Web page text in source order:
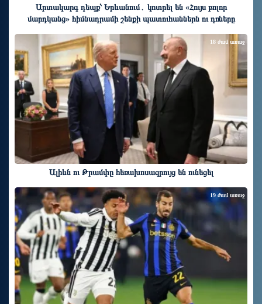
Արտակարգ դեպք՝ Երևանում․ կոտրել են «Հույս բոլոր
մարդկանց» հիմնադրամի շենքի պատուհաններն ու դռները
Ալիևն ու Թրամփը հեռախոսազրույց են ունեցել
18 ժամ առաջ
19 ժամ առաջ